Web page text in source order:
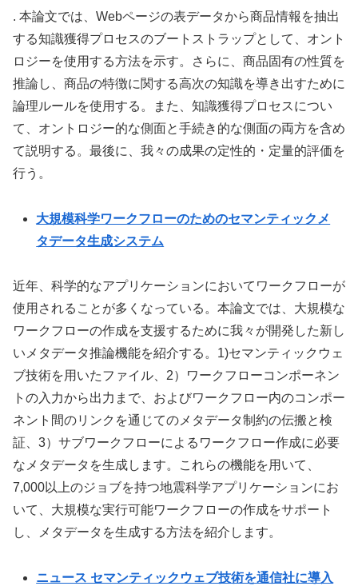
. 本論文では、Webページの表データから商品情報を抽出
する知識獲得プロセスのブートストラップとして、オント
ロジーを使用する方法を示す。さらに、商品固有の性質を
推論し、商品の特徴に関する高次の知識を導き出すために
論理ルールを使用する。また、知識獲得プロセスについ
て、オントロジー的な側面と手続き的な側面の両方を含め
て説明する。最後に、我々の成果の定性的・定量的評価を
行う。
大規模科学ワークフローのためのセマンティックメ
タデータ生成システム
近年、科学的なアプリケーションにおいてワークフローが
使用されることが多くなっている。本論文では、大規模な
ワークフローの作成を支援するために我々が開発した新し
いメタデータ推論機能を紹介する。1)セマンティックウェ
ブ技術を用いたファイル、2）ワークフローコンポーネン
トの入力から出力まで、およびワークフロー内のコンポー
ネント間のリンクを通じてのメタデータ制約の伝搬と検
証、3）サブワークフローによるワークフロー作成に必要
なメタデータを生成します。これらの機能を用いて、
7,000以上のジョブを持つ地震科学アプリケーションにお
いて、大規模な実行可能ワークフローの作成をサポート
し、メタデータを生成する方法を紹介します。
ニュース セマンティックウェブ技術を通信社に導入